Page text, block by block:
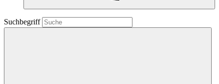
Suchbegriff